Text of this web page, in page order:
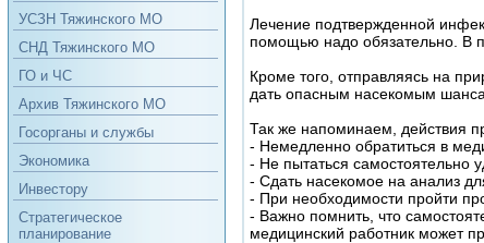
УСЗН Тяжинского МО
СНД Тяжинского МО
ГО и ЧС
Архив Тяжинского МО
Госорганы и службы
Экономика
Инвестору
Стратегическое
планирование
Лечение подтвержденной
помощью надо обязательно. В
Кроме того, отправляясь на
дать опасным насекомым шанса
Так же напоминаем, действия
- Немедленно обратиться в
- Не пытаться самостоятельно
- Сдать насекомое на анализ
- При необходимости пройти
- Важно помнить, что
медицинский работник может